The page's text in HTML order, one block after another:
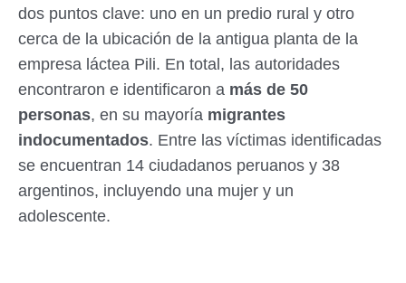
dos puntos clave: uno en un predio rural y otro
cerca de la ubicación de la antigua planta de la
empresa láctea Pili. En total, las autoridades
encontraron e identificaron a más de 50
personas, en su mayoría migrantes
indocumentados. Entre las víctimas identificadas
se encuentran 14 ciudadanos peruanos y 38
argentinos, incluyendo una mujer y un
adolescente.